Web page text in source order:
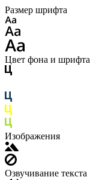
Размер шрифта
Цвет фона и шрифта
Изображения
Озвучивание текста